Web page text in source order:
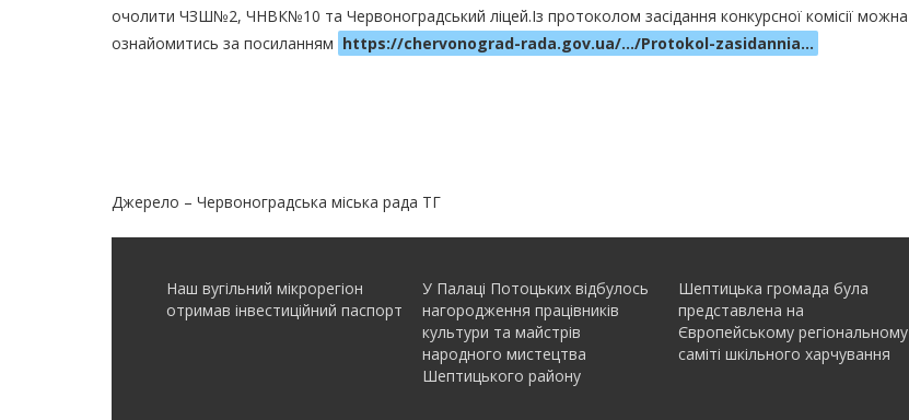
очолити ЧЗШ№2, ЧНВК№10 та Червоноградський ліцей.Із протоколом засідання конкурсної комісії можна
ознайомитись за посиланням https://chervonograd-rada.gov.ua/…/Protokol-zasidannia…
Джерело – Червоноградська міська рада ТГ
Наш вугільний мікрорегіон
отримав інвеcтиційний паспорт
У Палаці Потоцьких відбулось
нагородження працівників
культури та майстрів
народного мистецтва
Шептицького району
Шептицька громада була
представлена на
Європейському регіональному
саміті шкільного харчування